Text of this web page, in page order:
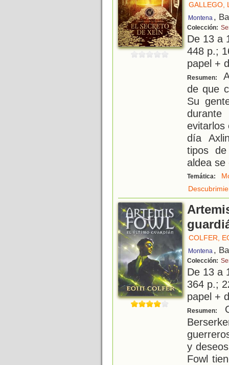
GALLEGO,
Montena ,
Colección:
De 13 a
448 p.;
papel +
Resumen:
de que
Su
evitarlos
día
tipos
aldea se
Temática:
COLFER,
Montena ,
Colección:
De 13 a
364 p.;
papel +
Resumen:
y
Fowl